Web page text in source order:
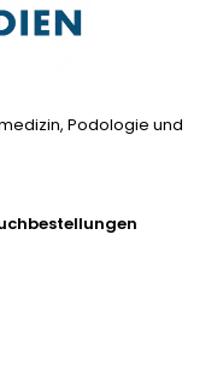
Podologie und